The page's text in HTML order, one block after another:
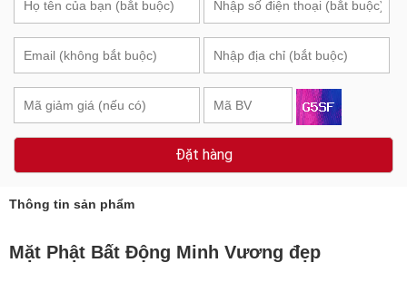
Đặt hàng
Thông tin sản phẩm
Mặt Phật Bất Động Minh Vương đẹp